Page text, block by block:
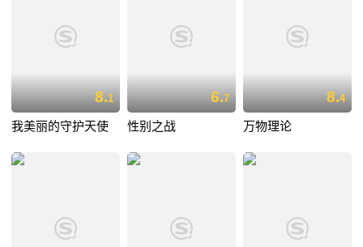
8.1
我美丽的守护天使
6.7
性别之战
8.4
万物理论